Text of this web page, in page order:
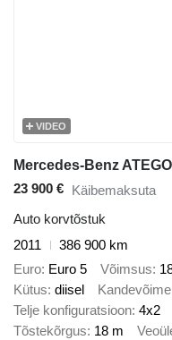
VIDEO
23 900 € Käibemaksuta
Auto korvtõstuk
2011
386 900 km
Euro Euro 5 Võimsus
Kütus diisel Kandevõime
Telje konfiguratsioon 4x2
Tõstekõrgus 18 m